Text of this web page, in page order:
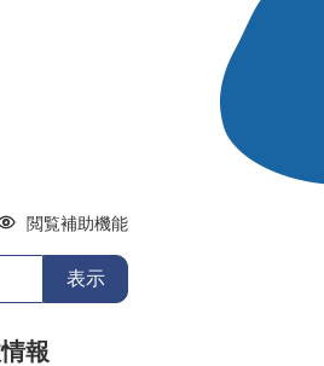
閲覧補助機能
報